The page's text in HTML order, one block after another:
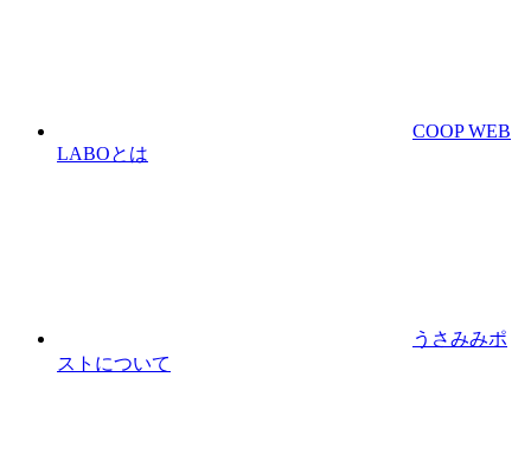
COOP WEB
LABOとは
うさみみポ
ストについて